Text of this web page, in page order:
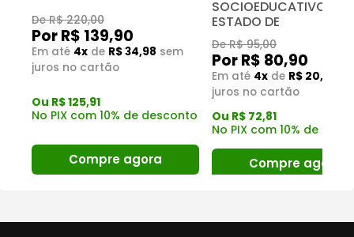
De R$ 220,00
Por R$ 139,90
Em até 4x de R$ 34,98 sem
juros no cartão
Ou R$ 125,91
No PIX com 10% de desconto
Compre agora
SOCIOEDUCATIVO DO
ESTADO DE
De R$ 95,00
Por R$ 80,90
Em até 4x de R$ 20,23
juros no cartão
Ou R$ 72,81
No PIX com 10% de
Compre agora